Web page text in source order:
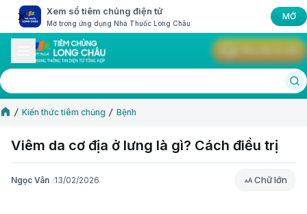
Xem sổ tiêm chủng điện tử
Mở trong ứng dụng Nhà Thuốc Long Châu
MỞ
Kiến thức tiêm chủng Bệnh
Viêm da cơ địa ở lưng là gì? Cách điều trị
Ngọc Vân 13/02/2026 Chữ lớn